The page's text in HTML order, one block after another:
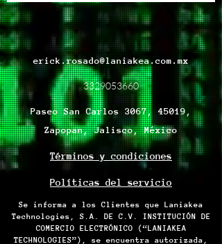
erick.rosado@laniakea.com.mx
3329053660
Paseo San Carlos 3067, 45019,
Zapopan, Jalisco, México
Términos y condiciones
Políticas del servicio
Se informa a los Clientes que Laniakea
Technologies, S.A. DE C.V. INSTITUCIÓN DE
COMERCIO ELECTRÓNICO (“LANIAKEA
TECHNOLOGIES”), se encuentra autorizada,